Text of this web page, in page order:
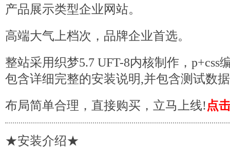
产品展示类型企业网站。
高端大气上档次，品牌企业首选。
整站采用织梦5.7 UFT-8内核制作，p+css
包含详细完整的安装说明,并包含测试数
布局简单合理，直接购买，立马上线!点
★安装介绍★